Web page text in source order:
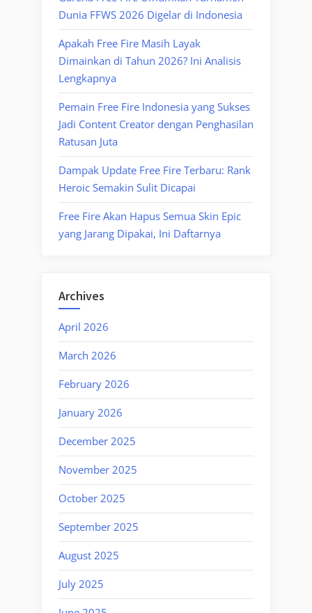
Dunia FFWS 2026 Digelar di Indonesia
Apakah Free Fire Masih Layak
Dimainkan di Tahun 2026? Ini Analisis
Lengkapnya
Pemain Free Fire Indonesia yang Sukses
Jadi Content Creator dengan Penghasilan
Ratusan Juta
Dampak Update Free Fire Terbaru: Rank
Heroic Semakin Sulit Dicapai
Free Fire Akan Hapus Semua Skin Epic
yang Jarang Dipakai, Ini Daftarnya
Archives
April 2026
March 2026
February 2026
January 2026
December 2025
November 2025
October 2025
September 2025
August 2025
July 2025